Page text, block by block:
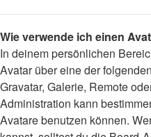
Wie verwende ich einen
In deinem persönlichen
Avatar über eine der
Gravatar, Galerie, Remote
Administration kann
Avatare benutzen können.